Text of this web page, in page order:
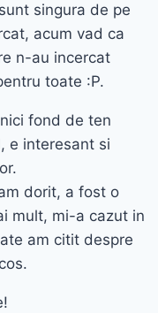
singura de pe
acum vad ca
n-au incercat
toate :P.
fond de ten
e interesant si
dorit, a fost o
mult, mi-a cazut in
am citit despre